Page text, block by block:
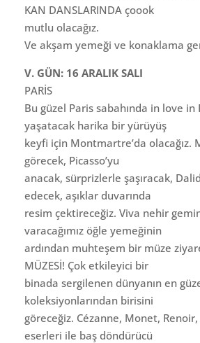
KAN DANSLARINDA çoook
mutlu olacağız.
Ve akşam yemeği ve konaklama
V. GÜN: 16 ARALIK SALI
PARİS
Bu güzel Paris sabahında in love in
yaşatacak harika bir yürüyüş
keyfi için Montmartre’da olacağız.
görecek, Picasso’yu
anacak, sürprizlerle şaşıracak,
edecek, aşıklar duvarında
resim çektireceğiz. Viva nehir
varacağımız öğle yemeğinin
ardından muhteşem bir müze
MÜZESİ! Çok etkileyici bir
binada sergilenen dünyanın en
koleksiyonlarından birisini
göreceğiz. Cézanne, Monet, Renoir,
eserleri ile baş döndürücü